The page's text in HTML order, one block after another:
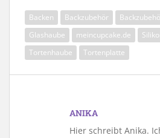
Backen Backzubehör
Glashaube
meincupcake.de
Tortenhaube
Tortenplatte
ANIKA
Hier schreibt Anika.